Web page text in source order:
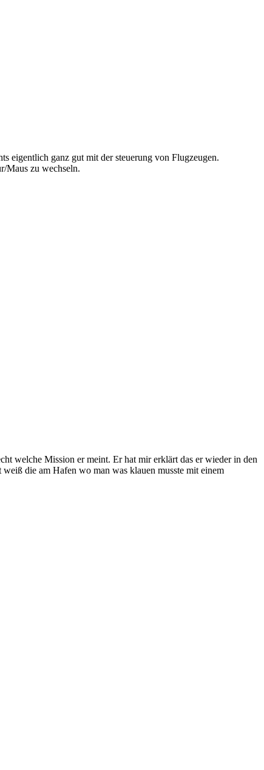
eigentlich ganz gut mit der steuerung von Flugzeugen.
Maus zu wechseln.
welche Mission er meint. Er hat mir erklärt das er wieder in den
die am Hafen wo man was klauen musste mit einem